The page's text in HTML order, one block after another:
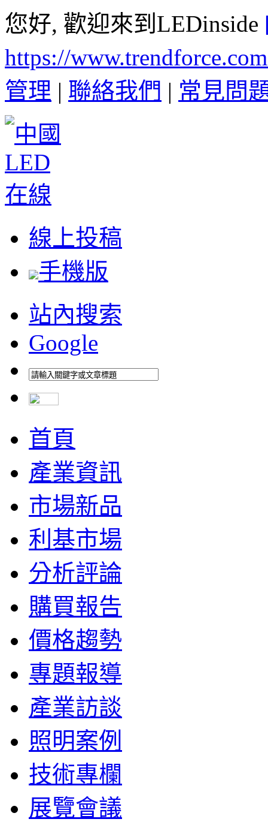
您好, 歡迎來到LEDinside
https://
管理 | 聯絡我們 | 常見問
線上投稿
手機版
站內搜索
Google
首頁
產業資訊
市場新品
利基市場
分析評論
購買報告
價格趨勢
專題報導
產業訪談
照明案例
技術專欄
展覽會議